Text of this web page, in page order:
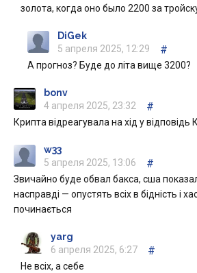
золота, когда оно было 2200 за
DiGek
5 апреля 2025, 12:29
#
А прогноз? Буде до літа вище 3200?
bonv
4 апреля 2025, 23:32
#
Крипта відреагувала на хід у відповідь
w33
5 апреля 2025, 13:06
#
Звичайно буде обвал бакса, сша
насправді — опустять всіх в бідність і
починається
yarg
6 апреля 2025, 6:27
#
Не всіх, а себе